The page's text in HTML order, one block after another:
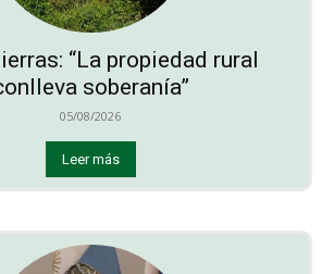
“La propiedad rural
soberanía”
05/08/2026
Leer más